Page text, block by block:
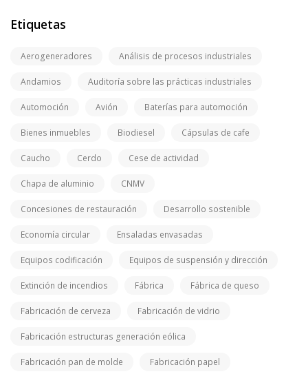
Etiquetas
Aerogeneradores Análisis de procesos industriales
Andamios Auditoría sobre las prácticas industriales
Automoción Avión Baterías para automoción
Bienes inmuebles Biodiesel Cápsulas de cafe
Caucho Cerdo Cese de actividad
Chapa de aluminio CNMV
Concesiones de restauración Desarrollo sostenible
Economía circular Ensaladas envasadas
Equipos codificación Equipos de suspensión y dirección
Extinción de incendios Fábrica Fábrica de queso
Fabricación de cerveza Fabricación de vidrio
Fabricación estructuras generación eólica
Fabricación pan de molde Fabricación papel